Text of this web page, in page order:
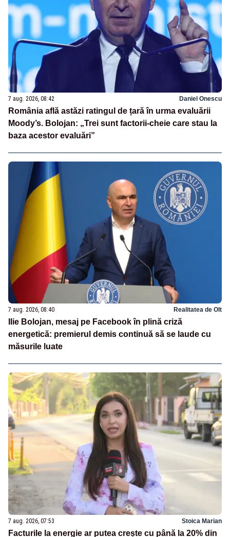
7 aug. 2026, 08:42 Daniel Onescu
România află astăzi ratingul de țară în urma evaluării
Moody’s. Bolojan: „Trei sunt factorii-cheie care stau la
baza acestor evaluări”
7 aug. 2026, 08:40 Realitatea de Olt
Ilie Bolojan, mesaj pe Facebook în plină criză
energetică: premierul demis continuă să se laude cu
măsurile luate
7 aug. 2026, 07:53 Stoica Marian
Facturile la energie ar putea crește cu până la 20% din